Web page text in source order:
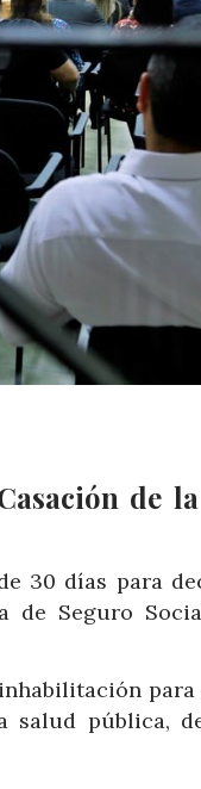
de
30 días para
Seguro
pública,